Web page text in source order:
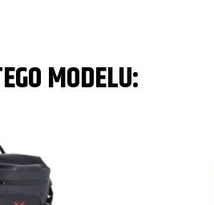
MODELU: